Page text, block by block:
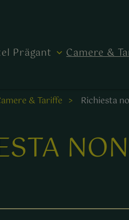
Prägant Camere &
& Tariffe Richiesta